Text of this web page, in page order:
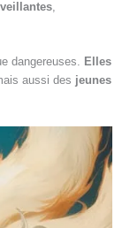
dangereuses. Elles
aussi des jeunes